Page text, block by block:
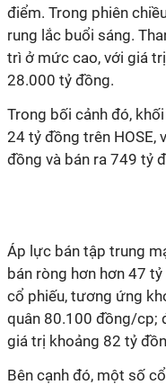
điểm. Trong phiên
rung lắc buổi sáng.
trì ở mức cao, với giá
28.000 tỷ đồng.
Trong bối cảnh đó,
24 tỷ đồng trên HOSE,
đồng và bán ra 749 tỷ
Áp lực bán tập trung
bán ròng hơn hơn 47
cổ phiếu, tương ứng
quân 80.100 đồng/cp;
giá trị khoảng 82 tỷ
Bên cạnh đó, một số